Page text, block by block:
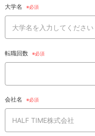
大学名
転職回数
会社名